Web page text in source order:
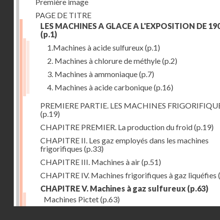
PAGE DE TITRE
LES MACHINES A GLACE A L'EXPOSITION DE
(p.1)
1.Machines à acide sulfureux(p.1)
2. Machines à chlorure de méthyle(p.2)
3. Machines à ammoniaque(p.7)
4. Machines à acide carbonique(p.16)
PREMIERE PARTIE. LES MACHINES
(p.19)
CHAPITRE PREMIER. La production du froid(p.19)
CHAPITRE II. Les gaz employés dans les machines
frigorifiques (p.33)
CHAPITRE III. Machines à air(p.51)
CHAPITRE IV. Machines frigorifiques à gaz liquéfies
CHAPITRE V. Machines à gaz sulfureux (p.63)
Machines Pictet(p.63)